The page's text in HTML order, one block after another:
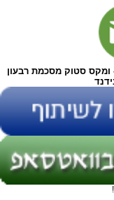
ומקס סטוק מסכמת רבעון